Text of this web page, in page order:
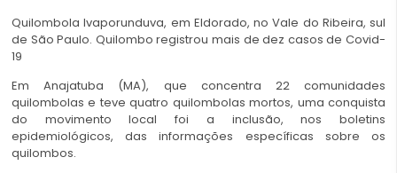
Quilombola Ivaporunduva, em Eldorado, no Vale do Ribeira, sul
de São Paulo. Quilombo registrou mais de dez casos de Covid-
19
Em Anajatuba (MA), que concentra 22 comunidades
quilombolas e teve quatro quilombolas mortos, uma conquista
do movimento local foi a inclusão, nos boletins
epidemiológicos, das informações específicas sobre os
quilombos.